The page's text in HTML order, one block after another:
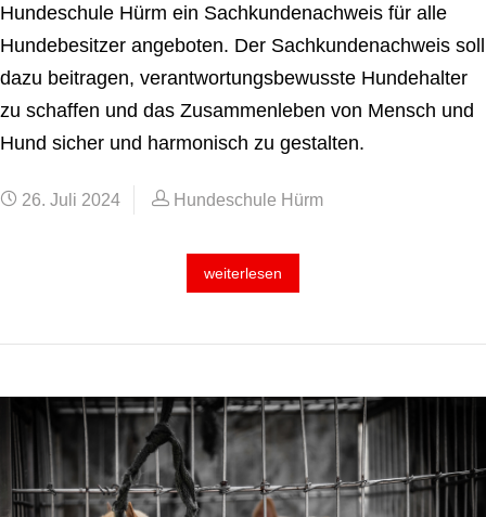
Hundeschule Hürm ein Sachkundenachweis für alle
Hundebesitzer angeboten. Der Sachkundenachweis soll
dazu beitragen, verantwortungsbewusste Hundehalter
zu schaffen und das Zusammenleben von Mensch und
Hund sicher und harmonisch zu gestalten.
26. Juli 2024 Hundeschule Hürm
weiterlesen